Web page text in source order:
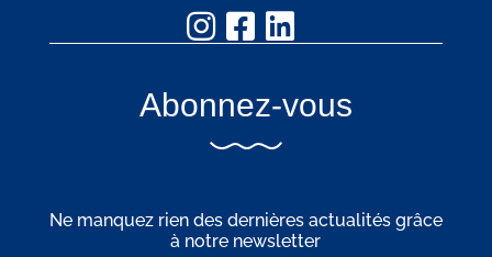
Abonnez-vous
Ne manquez rien des dernières actualités grâce
à notre newsletter